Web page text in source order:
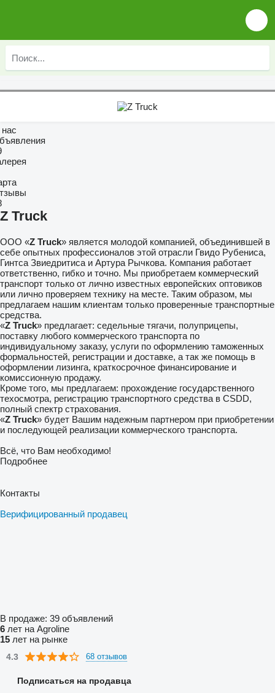
Z Truck
ООО «Z Truck» является молодой компанией, объединившей в
себе опытных профессионалов этой отрасли Гвидо Рубениса,
Гинтса Звиедритиса и Артура Рычкова. Компания работает
ответственно, гибко и точно. Мы приобретаем коммерческий
транспорт только от лично известных европейских оптовиков
или лично проверяем технику на месте. Таким образом, мы
предлагаем нашим клиентам только проверенные транспортные
средства.
«Z Truck» предлагает: седельные тягачи, полуприцепы,
поставку любого коммерческого транспорта по
индивидуальному заказу, услуги по оформлению таможенных
формальностей, регистрации и доставке, а так же помощь в
оформлении лизинга, краткосрочное финансирование и
комиссионную продажу.
Кроме того, мы предлагаем: прохождение государственного
техосмотра, регистрацию транспортного средства в CSDD,
полный спектр страхования.
«Z Truck» будет Вашим надежным партнером при приобретении
и последующей реализации коммерческого транспорта.
Всё, что Вам необходимо!
Подробнее
Контакты
Верифицированный продавец
В продаже: 39 объявлений
6 лет на Agroline
15 лет на рынке
4.3 68 отзывов
Подписаться на продавца